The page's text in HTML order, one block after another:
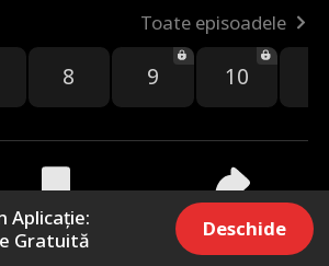
Toate episoadele
8 9 10
8.5k Distribuie
Aplicație:
Gratuită
Deschide